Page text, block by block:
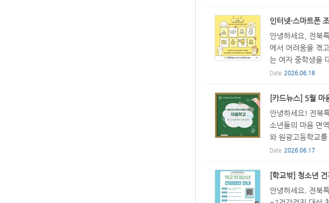
인터넷·스마트폰
안녕하세요, 전북
에서 어려움을 겪
는 여자 중학생을
Date 2026.06.18
[카드뉴스] 5월 마
안녕하세요! 전북
소년들의 마음 면
와 원광고등학교
Date 2026.06.17
[학교밖] 청소년
안녕하세요. 전북